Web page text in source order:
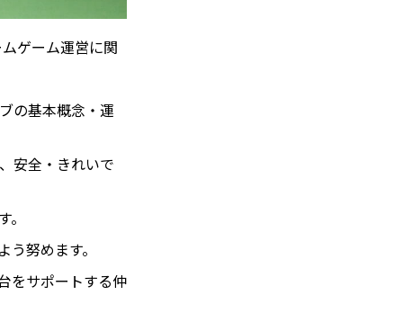
ゲーム運営に関
の基本概念・運
安全・きれいで
努めます。
をサポートする仲